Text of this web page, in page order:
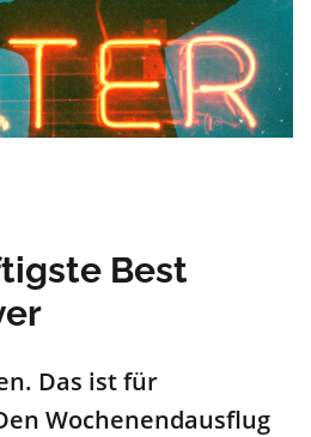
Best
Das ist für
Wochenendausflug